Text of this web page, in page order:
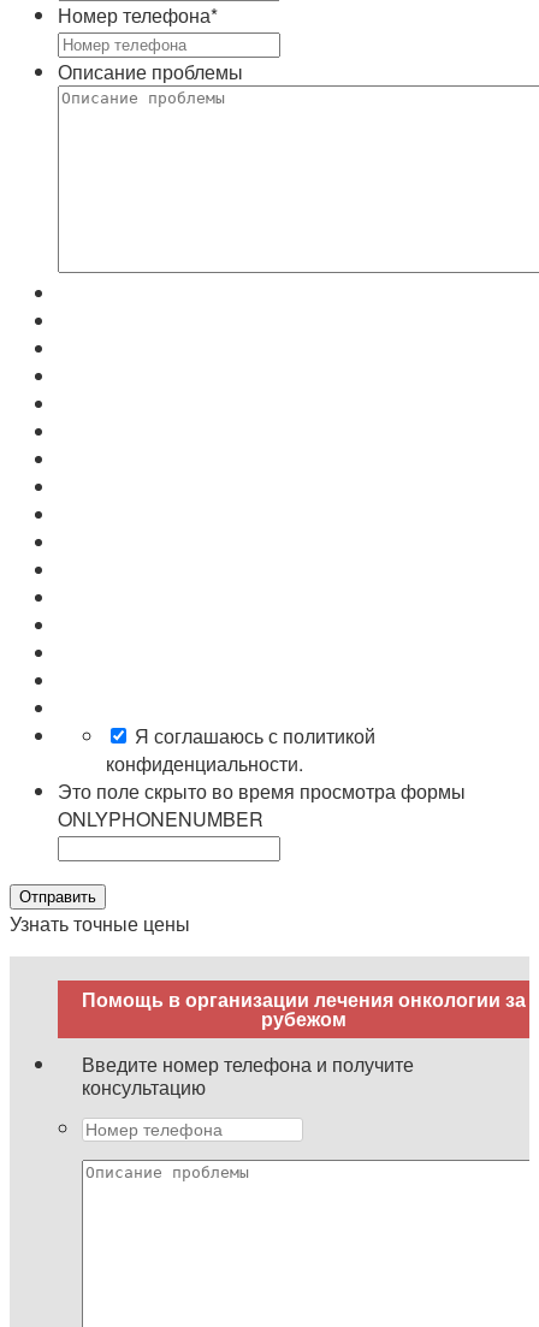
Номер телефона*
Описание проблемы
Я соглашаюсь с политикой
конфиденциальности.
Это поле скрыто во время просмотра формы
ONLYPHONENUMBER
Узнать точные цены
Помощь в организации лечения онкологии за
рубежом
Введите номер телефона и получите
консультацию